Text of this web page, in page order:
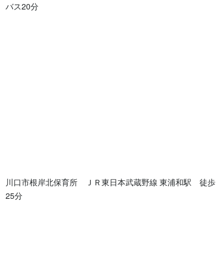
バス20分
川口市根岸北保育所　ＪＲ東日本武蔵野線 東浦和駅　徒歩
25分